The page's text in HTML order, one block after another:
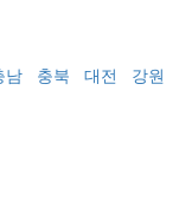
남 충북 대전 강원